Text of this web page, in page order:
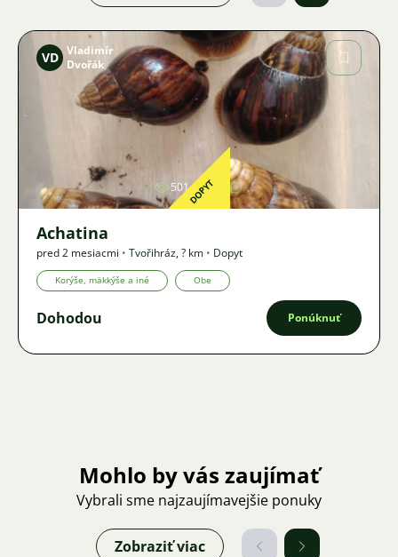
Obrázok
VD Vladimír
Dvořák
501DOPYT
Achatina
pred 2 mesiacmi • Tvořihráz,? km • Dopyt
Korýše, mäkkýše a iné Obe
Dohodou Ponúknuť
Mohlo by vás zaujímať
Vybrali sme najzaujímavejšie ponuky
Zobraziť viac